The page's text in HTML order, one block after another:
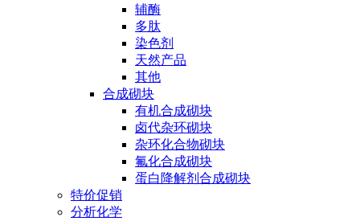
辅酶
多肽
染色剂
天然产品
其他
合成砌块
有机合成砌块
卤代杂环砌块
杂环化合物砌块
氟化合成砌块
蛋白降解剂合成砌块
特价促销
分析化学